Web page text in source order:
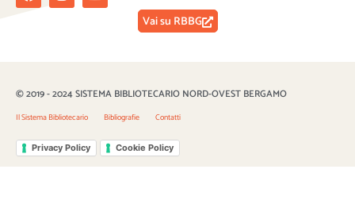
Vai su RBBG
© 2019 - 2024 SISTEMA BIBLIOTECARIO NORD-OVEST BERGAMO
Il Sistema Bibliotecario Bibliografie Contatti
Privacy Policy Cookie Policy